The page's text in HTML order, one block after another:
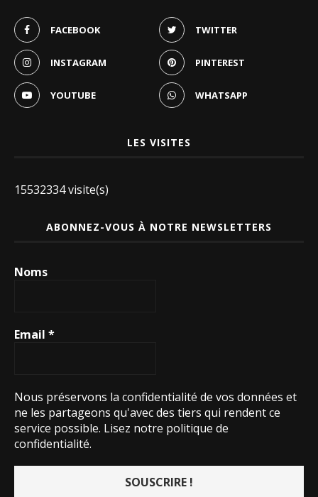
FACEBOOK TWITTER
INSTAGRAM PINTEREST
YOUTUBE WHATSAPP
LES VISITES
15532334 visite(s)
ABONNEZ-VOUS À NOTRE NEWSLETTERS
Noms
Email *
Nous préservons la confidentialité de vos données et
ne les partageons qu'avec des tiers qui rendent ce
service possible. Lisez notre politique de
confidentialité.